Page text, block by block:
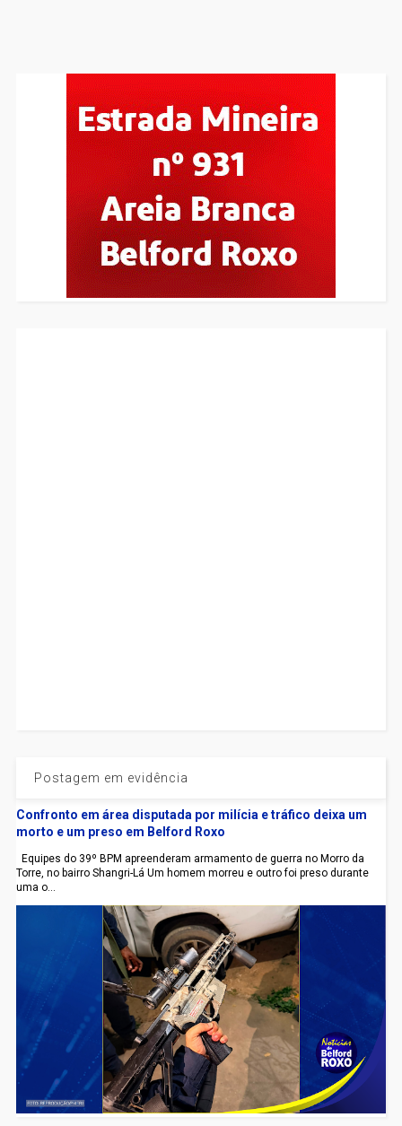
Postagem em evidência
Confronto em área disputada por milícia e tráfico deixa um
morto e um preso em Belford Roxo
Equipes do 39º BPM apreenderam armamento de guerra no Morro da
Torre, no bairro Shangri-Lá Um homem morreu e outro foi preso durante
uma o...